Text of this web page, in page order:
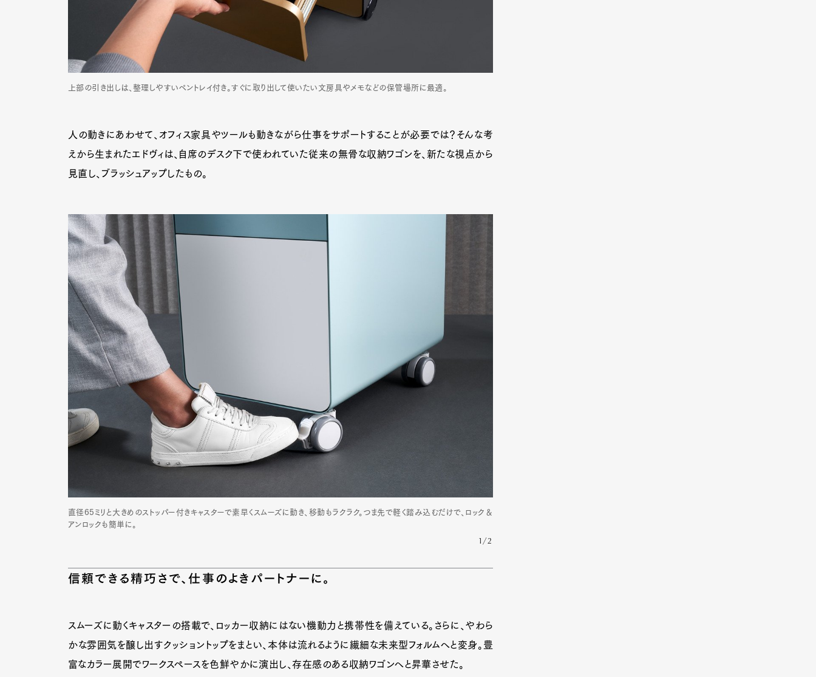
Art&Design
Product
Magazine Official Columnist
Pen Meet Pen international
上部の引き出しは、整理しやすいペントレイ付き。すぐに取り出して使いたい文房具やメモなどの保管場所に最適。
人の動きにあわせて、オフィス家具やツールも動きながら仕事をサポートすることが必要では？そんな考
えから生まれたエドヴィは、自席のデスク下で使われていた従来の無骨な収納ワゴンを、新たな視点から
見直し、ブラッシュアップしたもの。
直径65ミリと大きめのストッパー付きキャスターで素早くスムーズに動き、移動もラクラク。つま先で軽く踏み込むだけで、ロック＆
アンロックも簡単に。
1/2
信頼できる精巧さで、仕事のよきパートナーに。
スムーズに動くキャスターの搭載で、ロッカー収納にはない機動力と携帯性を備えている。さらに、やわら
かな雰囲気を醸し出すクッショントップをまとい、本体は流れるように繊細な未来型フォルムへと変身。豊
富なカラー展開でワークスぺースを色鮮やかに演出し、存在感のある収納ワゴンへと昇華させた。